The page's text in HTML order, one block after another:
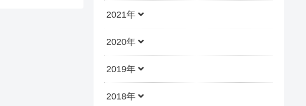
2021年
2020年
2019年
2018年